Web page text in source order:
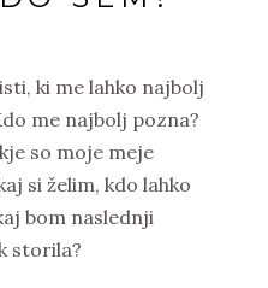
ki me lahko najbolj
me najbolj pozna?
so moje meje
si želim, kdo lahko
bom naslednji
storila?